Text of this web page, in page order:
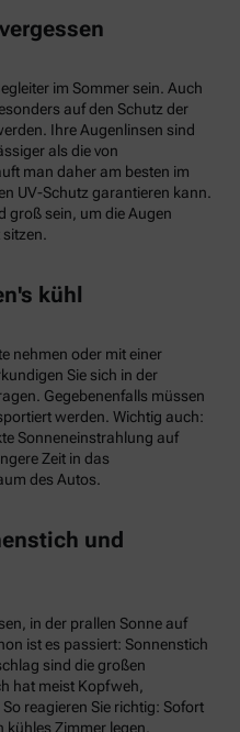
im Sommer sein. Auch
auf den Schutz der
Ihre Augenlinsen sind
als die von
man daher am besten im
UV-Schutz garantieren kann.
groß sein, um die Augen
kühl
nehmen oder mit einer
Sie sich in der
Gegebenenfalls müssen
werden. Wichtig auch:
Sonneneinstrahlung auf
Zeit in das
des Autos.
und
in der prallen Sonne auf
ist es passiert: Sonnenstich
sind die großen
hat meist Kopfweh,
reagieren Sie richtig: Sofort
kühles Zimmer legen.